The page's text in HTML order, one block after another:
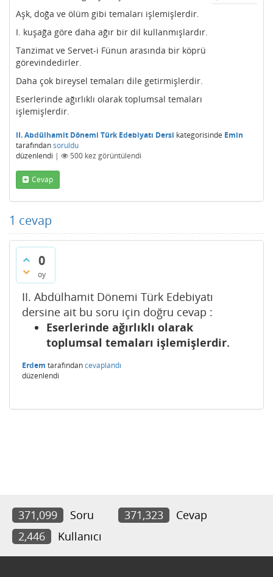
Aşk, doğa ve ölüm gibi temaları işlemişlerdir.
I. kuşağa göre daha ağır bir dil kullanmışlardır.
Tanzimat ve Servet-i Fünun arasında bir köprü
görevindedirler.
Daha çok bireysel temaları dile getirmişlerdir.
Eserlerinde ağırlıklı olarak toplumsal temaları
işlemişlerdir.
II. Abdülhamit Dönemi Türk Edebiyatı Dersi kategorisinde Emin
tarafındansoruldu
düzenlendi | 500 kez görüntülendi
Cevap
1 cevap
0
oy
II. Abdülhamit Dönemi Türk Edebiyatı
dersine ait bu soru için doğru cevap :
Eserlerinde ağırlıklı olarak
toplumsal temaları işlemişlerdir.
Erdem tarafındancevaplandı
düzenlendi
371,099 Soru 371,323
Cevap
2,446
Kullanıcı